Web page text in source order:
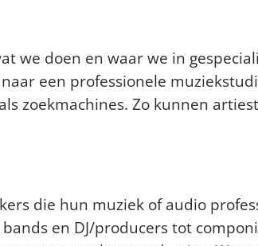
we doen en waar we in
een professionele
zoekmachines. Zo kunnen
die hun muziek of audio
en DJ/producers tot